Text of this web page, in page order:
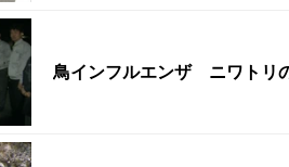
鳥インフルエンザ ニワトリ